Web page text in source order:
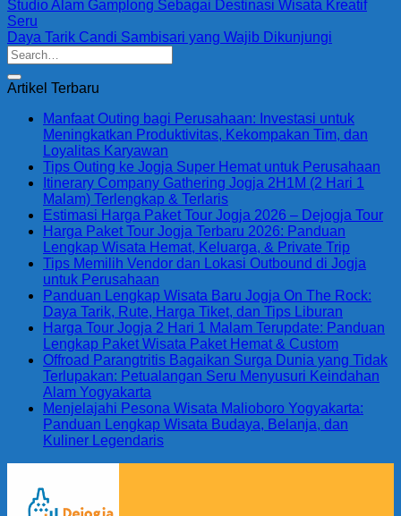
Studio Alam Gamplong Sebagai Destinasi Wisata Kreatif
Seru
Daya Tarik Candi Sambisari yang Wajib Dikunjungi
Artikel Terbaru
Manfaat Outing bagi Perusahaan: Investasi untuk
Meningkatkan Produktivitas, Kekompakan Tim, dan
Loyalitas Karyawan
Tips Outing ke Jogja Super Hemat untuk Perusahaan
Itinerary Company Gathering Jogja 2H1M (2 Hari 1
Malam) Terlengkap & Terlaris
Estimasi Harga Paket Tour Jogja 2026 – Dejogja Tour
Harga Paket Tour Jogja Terbaru 2026: Panduan
Lengkap Wisata Hemat, Keluarga, & Private Trip
Tips Memilih Vendor dan Lokasi Outbound di Jogja
untuk Perusahaan
Panduan Lengkap Wisata Baru Jogja On The Rock:
Daya Tarik, Rute, Harga Tiket, dan Tips Liburan
Harga Tour Jogja 2 Hari 1 Malam Terupdate: Panduan
Lengkap Paket Wisata Paket Hemat & Custom
Offroad Parangtritis Bagaikan Surga Dunia yang Tidak
Terlupakan: Petualangan Seru Menyusuri Keindahan
Alam Yogyakarta
Menjelajahi Pesona Wisata Malioboro Yogyakarta:
Panduan Lengkap Wisata Budaya, Belanja, dan
Kuliner Legendaris